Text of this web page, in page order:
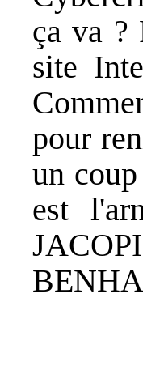
ça va ?
site
pour
un
est